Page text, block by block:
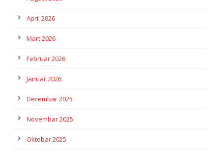
April 2026
Mart 2026
Februar 2026
Januar 2026
Decembar 2025
Novembar 2025
Oktobar 2025